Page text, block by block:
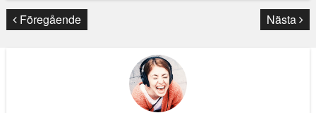
Läs kommentarer (9)
Föregående Nästa